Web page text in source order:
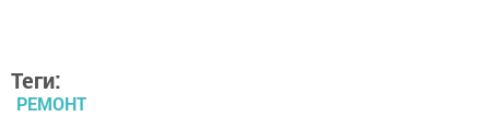
Теги:
РЕМОНТ